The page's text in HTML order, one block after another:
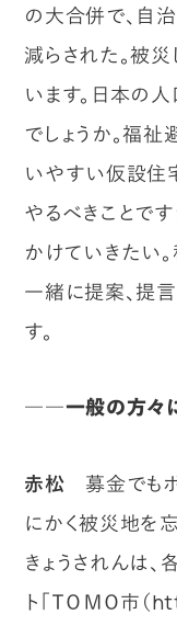
の大合併で、自
減らされた。被
います。日本の
でしょうか。福
いやすい仮設住
やるべきことで
かけていきたい
一緒に提案、提
す。
――一般の方々に
赤松 募金でもボ
にかく被災地を
きょうされんは
ト「ＴＯＭＯ市